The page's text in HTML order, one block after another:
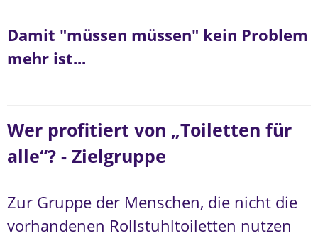
Damit "müssen müssen" kein Problem
mehr ist...
Wer profitiert von „Toiletten für
alle“? - Zielgruppe
Zur Gruppe der Menschen, die nicht die
vorhandenen Rollstuhltoiletten nutzen